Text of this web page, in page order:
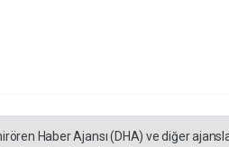
Haber Ajansı (DHA) ve diğer